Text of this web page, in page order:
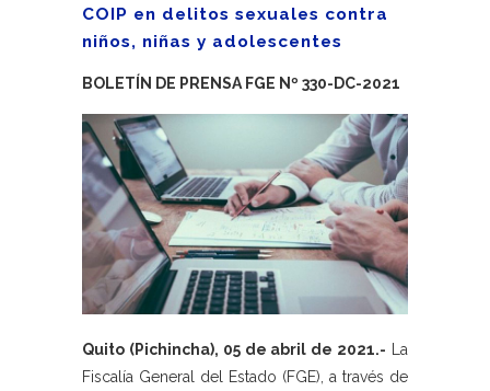
COIP en delitos sexuales contra
niños, niñas y adolescentes
BOLETÍN DE PRENSA FGE Nº 330-DC-2021
Quito (Pichincha), 05 de abril de 2021.- La
Fiscalía General del Estado (FGE), a través de